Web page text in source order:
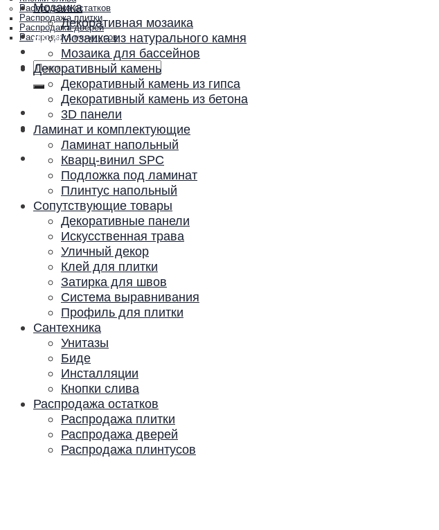
Распродажа остатков
Распродажа плитки
Распродажа дверей
Распродажа плинтусов
Акции и скидки
Контакты
Искать:
Мозаика
Декоративная мозаика
Мозаика из натурального камня
Мозаика для бассейнов
Декоративный камень
Декоративный камень из гипса
Декоративный камень из бетона
3D панели
Ламинат и комплектующие
Ламинат напольный
Кварц-винил SPC
Подложка под ламинат
Плинтус напольный
Сопутствующие товары
Декоративные панели
Искусственная трава
Уличный декор
Клей для плитки
Затирка для швов
Система выравнивания
Профиль для плитки
Сантехника
Унитазы
Биде
Инсталляции
Кнопки слива
Распродажа остатков
Распродажа плитки
Распродажа дверей
Распродажа плинтусов